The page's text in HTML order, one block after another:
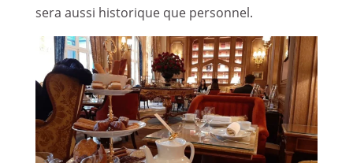
sera aussi historique que personnel.